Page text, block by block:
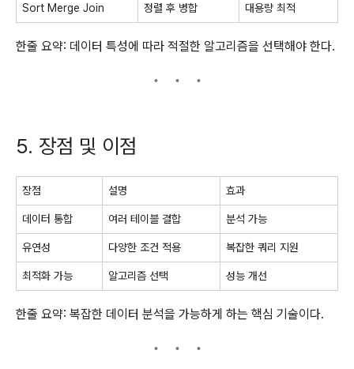
Sort Merge Join 정렬 후 병합 대용량 최적
한줄 요약: 데이터 특성에 따라 적절한 알고리즘을 선택해야 한다.
5. 장점 및 이점
장점 설명 효과
데이터 통합 여러 테이블 결합 분석 가능
유연성 다양한 조건 적용 복잡한 쿼리 지원
최적화 가능 알고리즘 선택 성능 개선
한줄 요약: 복잡한 데이터 분석을 가능하게 하는 핵심 기술이다.